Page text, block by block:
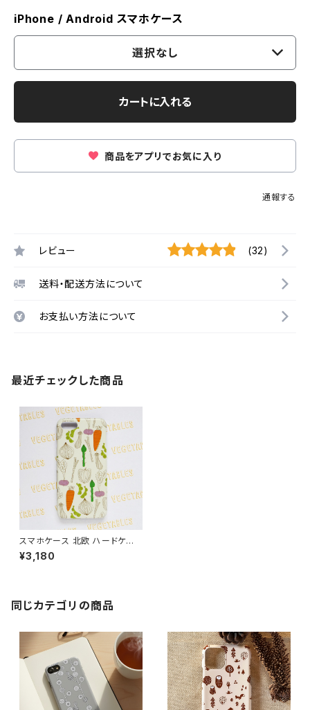
iPhone / Android スマホケース
選択なし
カートに入れる
商品をアプリでお気に入り
通報する
レビュー (32)
送料・配送方法について
お支払い方法について
最近チェックした商品
スマホケース 北欧 ハードケー
ス iPhone17/galaxy/Google
pixel/Xperia 可愛い おしゃれ
¥3,180
同じカテゴリの商品